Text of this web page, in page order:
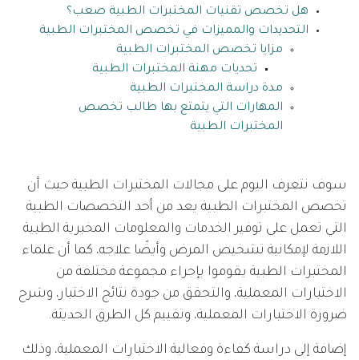
هل تخصص تقنيات المختبرات الطبية صعب؟
التحديدات والمميزات في تخصص المختبرات الطبية
مزايا تخصص المختبرات الطبية
تحديات مهنة المختبرات الطبية
مدة دراسة المختبرات الطبية
المهارات التي يتمتع بها طالب تخصص
المختبرات الطبية
سوف نتعرف اليوم على مجالات المختبرات الطبية حيث أن
تخصص المختبرات الطبية يعد من أحد التخصصات الطبية
التي تعمل على توفير الخدمات والمعلومات المخبرية الطبية
اللازمة لإمكانية تشخيص المرض وأيضًا علاجه، كما أن علماء
المختبرات الطبية يقوموا بإجراء مجموعة مختلفة من
الاختبارات المعملية، والتحقق من جودة نتائج الاختبار، وشرح
ضرورة الاختبارات المعملية، وتقييم كل الطرق الحديثة.
إضافة إلى دراسة كفاءة وفعالية الاختبارات المعملية، وذلك